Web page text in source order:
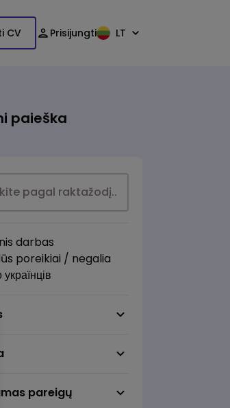
CV Prisijungti LT
paieška
darbas
poreikiai / negalia
pareigų